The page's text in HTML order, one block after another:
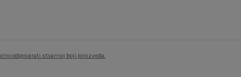
odgovarati stvarnoj boji proizvoda.